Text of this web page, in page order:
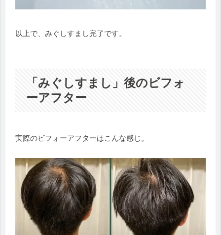
以上で、みぐしすまし完了です。
「みぐしすまし」後のビフォ
ーアフター
実際のビフォーアフターはこんな感じ。